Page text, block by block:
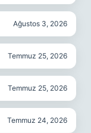
Ağustos 3, 2026
Temmuz 25, 2026
Temmuz 25, 2026
Temmuz 24, 2026